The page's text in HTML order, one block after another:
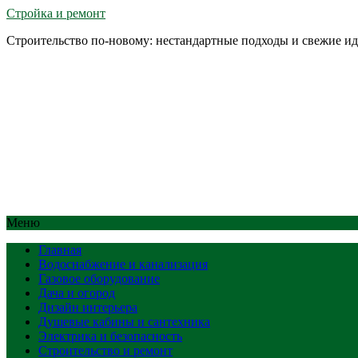
Стройка и ремонт
Строительство по-новому: нестандартные подходы и свежие
Меню
Главная
Водоснабжение и канализация
Газовое оборудование
Дача и огород
Дизайн интерьера
Душевые кабины и сантехника
Электрика и безопасность
Строительство и ремонт